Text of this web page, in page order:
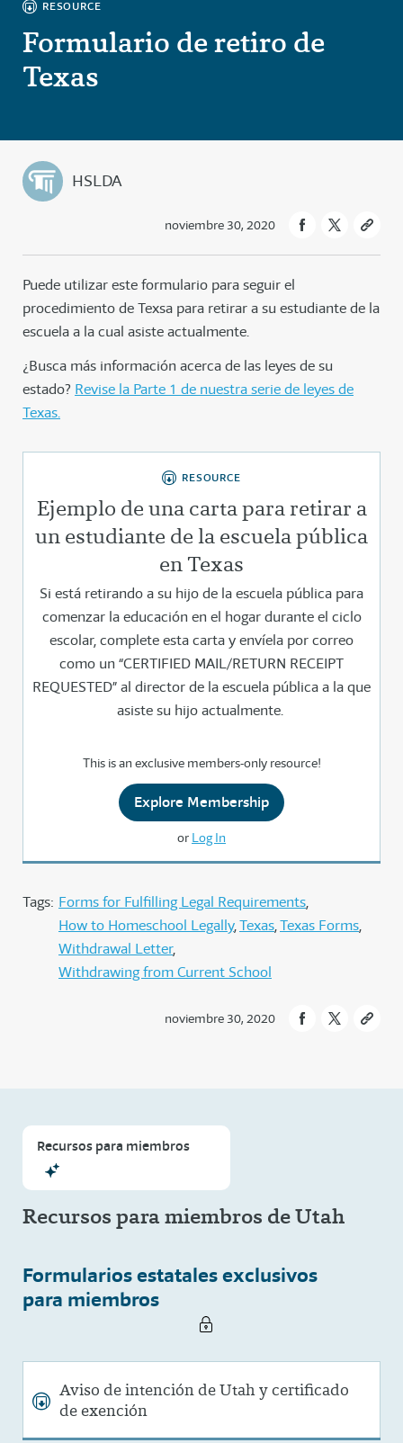
RESOURCE
Formulario de retiro de
Texas
HSLDA
noviembre 30, 2020
Puede utilizar este formulario para seguir el
procedimiento de Texsa para retirar a su estudiante de la
escuela a la cual asiste actualmente.
¿Busca más información acerca de las leyes de su
estado? Revise la Parte 1 de nuestra serie de leyes de
Texas.
RESOURCE
Ejemplo de una carta para retirar a
un estudiante de la escuela pública
en Texas
Si está retirando a su hijo de la escuela pública para
comenzar la educación en el hogar durante el ciclo
escolar, complete esta carta y envíela por correo
como un “CERTIFIED MAIL/RETURN RECEIPT
REQUESTED” al director de la escuela pública a la que
asiste su hijo actualmente.
This is an exclusive members-only resource!
Explore Membership
or Log In
Tags: Forms for Fulfilling Legal Requirements
How to Homeschool Legally Texas Texas Forms
Withdrawal Letter
Withdrawing from Current School
noviembre 30, 2020
Recursos para miembros
Recursos para miembros de Utah
Formularios estatales exclusivos
para miembros
Aviso de intención de Utah y certificado
de exención